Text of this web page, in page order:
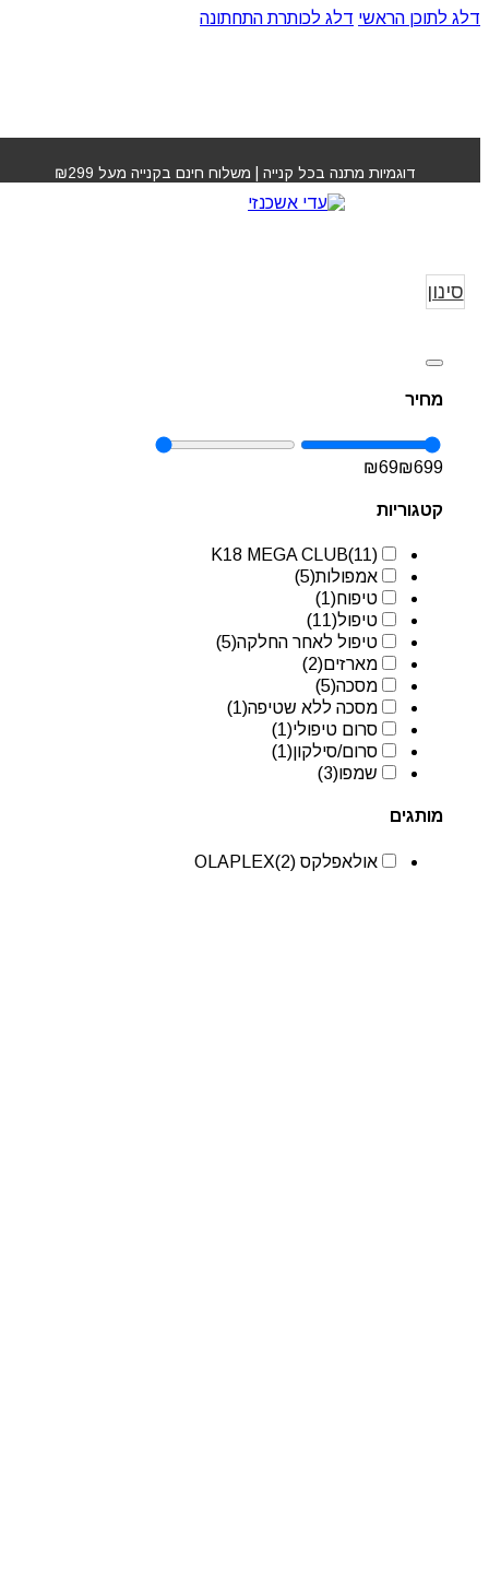
דלג לתוכן הראשי דלג לכותרת התחתונה
דוגמיות מתנה בכל קנייה | משלוח חינם בקנייה מעל ₪299
K18 MEGA CLUB
סינון
מחיר
₪69₪699
קטגוריות
K18 MEGA CLUB(11)
אמפולות(5)
טיפוח(1)
טיפול(11)
טיפול לאחר החלקה(5)
מארזים(2)
מסכה(5)
מסכה ללא שטיפה(1)
סרום טיפולי(1)
סרום/סילקון(1)
שמפו(3)
מותגים
אולאפלקס OLAPLEX(2)